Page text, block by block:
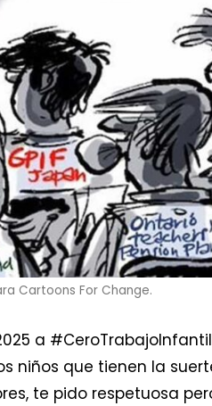
Cartoons For Change.
a
niños que tienen la
te pido respetuosa